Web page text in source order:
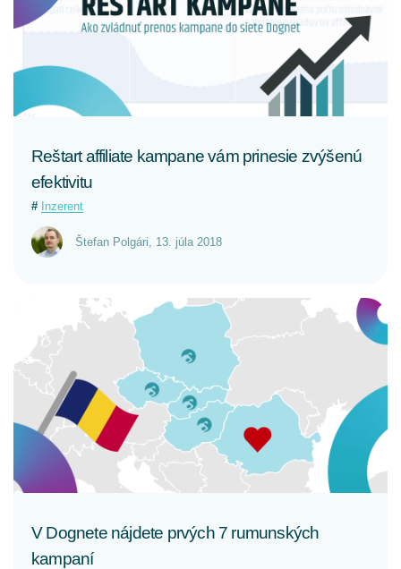
Reštart affiliate kampane vám prinesie zvýšenú
efektivitu
Inzerent
Štefan Polgári 13. júla 2018
CELÝ ČLÁNOK
V Dognete nájdete prvých 7 rumunských
kampaní